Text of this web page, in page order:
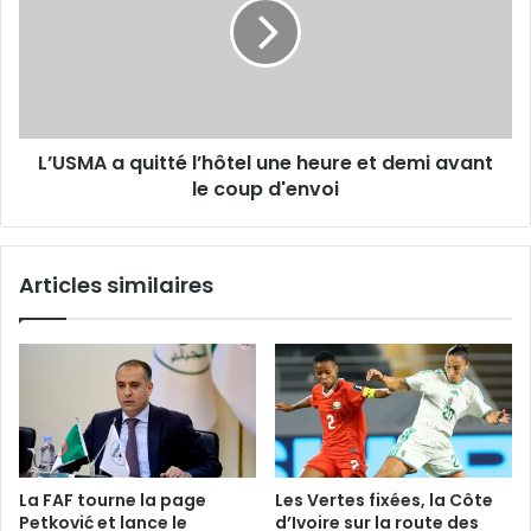
avant
L’USMA a quitté l’hôtel une heure et demi avant
le coup d'envoi
Articles similaires
La FAF tourne la page
Petković et lance le
Les Vertes fixées, la Côte
d’Ivoire sur la route des